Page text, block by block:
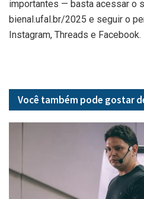
importantes — basta acessar o
bienal.ufal.br/2025 e seguir o
Instagram, Threads e Facebook.
Você também pode gostar